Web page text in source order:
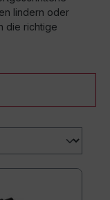
lindern oder
die richtige